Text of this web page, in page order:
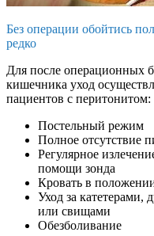
Без операции обойтись
редко
Для после операционных
кишечника уход
пациентов с перитонитом:
Постельный режим
Полное отсутствие
Регулярное
помощи зонда
Кровать в
Уход за катетерами,
или свищами
Обезболивание